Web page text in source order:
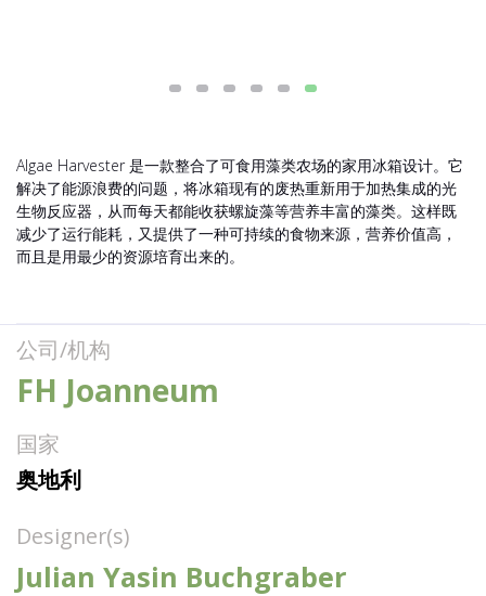
Algae Harvester 是一款整合了可食用藻类农场的家用冰箱设计。它
解决了能源浪费的问题，将冰箱现有的废热重新用于加热集成的光
生物反应器，从而每天都能收获螺旋藻等营养丰富的藻类。这样既
减少了运行能耗，又提供了一种可持续的食物来源，营养价值高，
而且是用最少的资源培育出来的。
公司/机构
FH Joanneum
国家
奥地利
Designer(s)
Julian Yasin Buchgraber